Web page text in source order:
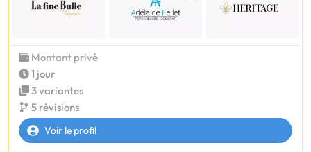
Montant privé
1 jour
3 variantes
5 révisions
Voir le profil